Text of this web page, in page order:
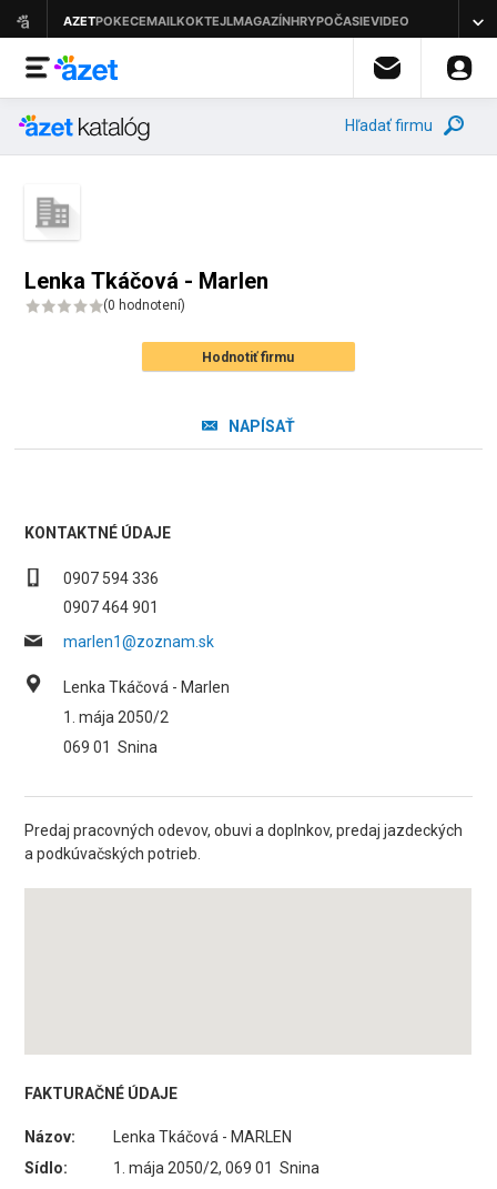
Hľadať firmu
Lenka Tkáčová - Marlen
(0 hodnotení)
Hodnotiť firmu
NAPÍSAŤ
KONTAKTNÉ ÚDAJE
0907 594 336
0907 464 901
marlen1@zoznam.sk
Lenka Tkáčová - Marlen
1. mája 2050/2
069 01 Snina
Predaj pracovných odevov, obuvi a doplnkov, predaj jazdeckých
a podkúvačských potrieb.
FAKTURAČNÉ ÚDAJE
Názov:
Lenka Tkáčová - MARLEN
Sídlo:
1. mája 2050/2, 069 01 Snina